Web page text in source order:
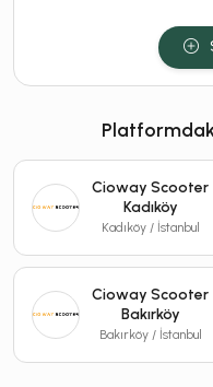
Cioway Scooter
Kadıköy
Kadıköy / İstanbul
Cioway Scooter
Bakırköy
Bakırköy / İstanbul